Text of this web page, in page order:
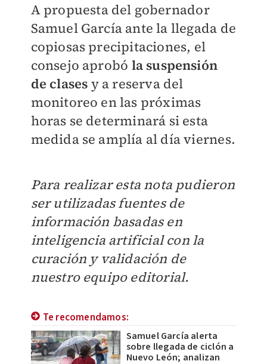
A propuesta del gobernador
Samuel García ante la llegada de
copiosas precipitaciones, el
consejo aprobó la suspensión
de clases y a reserva del
monitoreo en las próximas
horas se determinará si esta
medida se amplía al día viernes.
Para realizar esta nota pudieron
ser utilizadas fuentes de
información basadas en
inteligencia artificial con la
curación y validación de
nuestro equipo editorial.
Te recomendamos:
Samuel García alerta
sobre llegada de ciclón a
Nuevo León; analizan